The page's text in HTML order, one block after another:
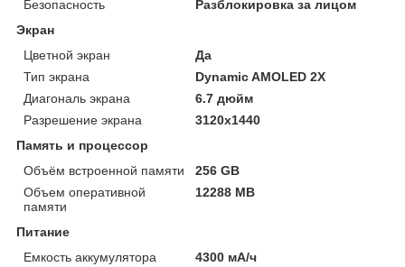
Безопасность
Разблокировка за лицом
Экран
Цветной экран
Да
Тип экрана
Dynamic AMOLED 2X
Диагональ экрана
6.7 дюйм
Разрешение экрана
3120x1440
Память и процессор
Объём встроенной памяти
256 GB
Объем оперативной
памяти
12288 MB
Питание
Емкость аккумулятора
4300 мА/ч